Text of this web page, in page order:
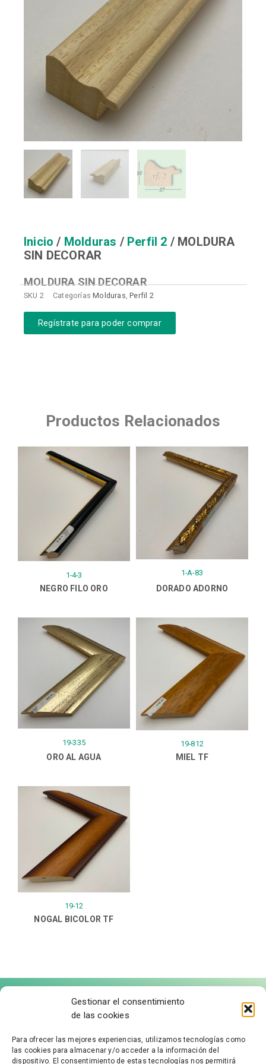
Gestionar el consentimiento
de las cookies
Para ofrecer las mejores experiencias, utilizamos tecnologías como
las cookies para almacenar y/o acceder a la información del
dispositivo. El consentimiento de estas tecnologías nos permitirá
Inicio / Molduras / Perfil 2 / MOLDURA
SIN DECORAR
MOLDURA SIN DECORAR
SKU 2 Categorías Molduras,Perfil 2
Regístrate para poder comprar
Productos Relacionados
1-4-3
NEGRO FILO ORO
1-A-83
DORADO ADORNO
19-335
ORO AL AGUA
19-812
MIEL TF
19-12
NOGAL BICOLOR TF
FÁBRICA DE MOLDURAS